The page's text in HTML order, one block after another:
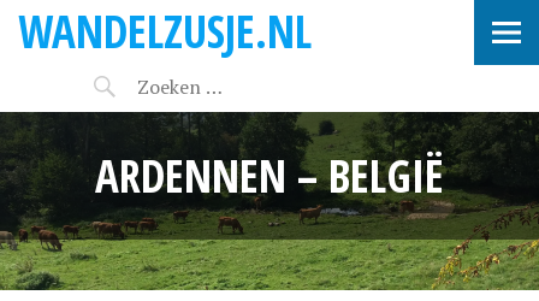
WANDELZUSJE.NL
ARDENNEN – BELGIË